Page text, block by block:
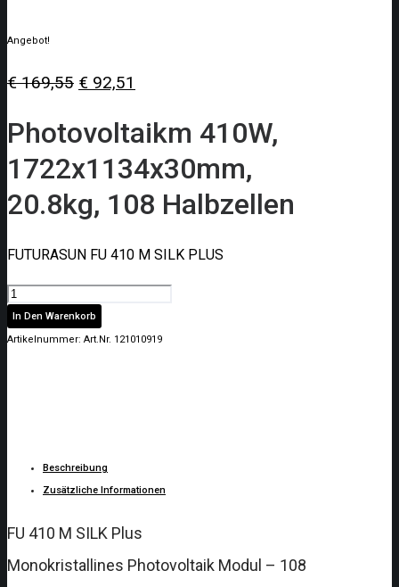
Angebot!
€169,55 Ursprünglicher
war:
€ 169,55
€ 92,51
ist:
€ 92,51.
Photovoltaikm 410W,
1722x1134x30mm,
20.8kg, 108 Halbzellen
FUTURASUN FU 410 M SILK PLUS
Photovoltaikm
410W,
1722x1134x30mm,
In Den Warenkorb
Artikelnummer: Art.Nr. 121010919
Beschreibung
Zusätzliche Informationen
FU 410 M SILK Plus
Monokristallines Photovoltaik Modul – 108